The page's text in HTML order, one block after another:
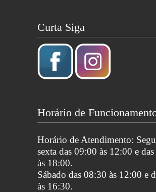
Curta Siga
Horário de
Horário de Atendimento:
sexta das 09:00 às 12:00 e
às 18:00.
Sábado das 08:30 às 12:00 e
às 16:30.